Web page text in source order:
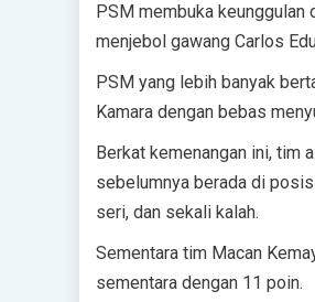
PSM membuka
menjebol gawang Carlos
PSM yang lebih banyak
Kamara dengan bebas
Berkat kemenangan ini, tim
sebelumnya berada di
seri, dan sekali kalah.
Sementara tim Macan
sementara dengan 11 poin.